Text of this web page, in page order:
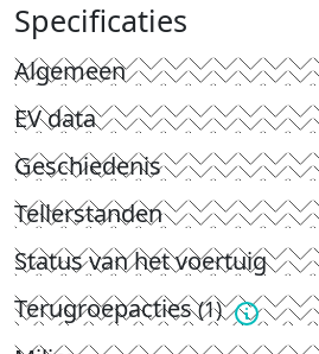
Specificaties
Algemeen
EV data
Geschiedenis
Tellerstanden
Status van het voertuig
Terugroepacties(1)